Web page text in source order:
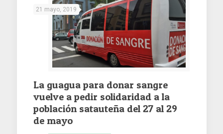
21 mayo, 2019
La guagua para donar sangre
vuelve a pedir solidaridad a la
población satauteña del 27 al 29
de mayo